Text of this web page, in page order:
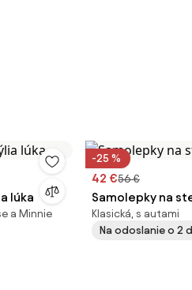
lúka
a Minnie
-25 %
42 €56 €
Samolepky na
Klasická, s autami
Na odoslanie o 2